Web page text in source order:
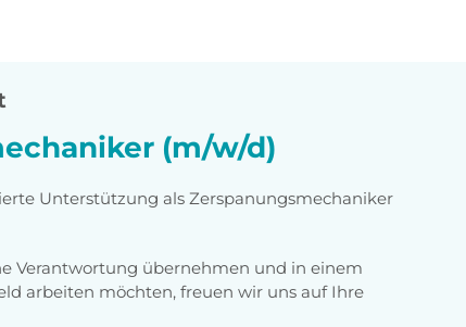
(m/w/d)
Unterstützung als Zerspanungsmechaniker
Verantwortung übernehmen und in einem
arbeiten möchten, freuen wir uns auf Ihre